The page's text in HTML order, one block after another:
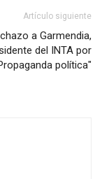
Artículo siguiente
a Garmendia,
del INTA por
política"